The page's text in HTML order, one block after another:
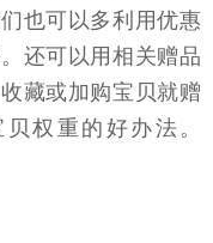
也可以多利用优惠
还可以用相关赠品
藏或加购宝贝就赠
权重的好办法。